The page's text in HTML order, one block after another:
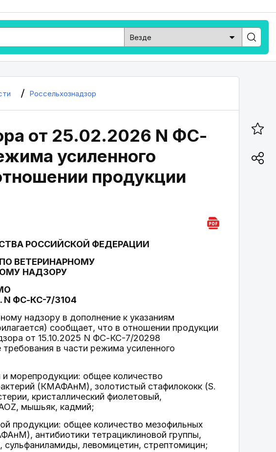
Россельхознадзор
от 25.02.2026 N ФС-
усиленного
продукции
РОССИЙСКОЙ ФЕДЕРАЦИИ
ВЕТЕРИНАРНОМУ
НАДЗОРУ
N ФС-КС-7/3104
надзору в дополнение к указаниям
сообщает, что в отношении продукции
от 15.10.2025 N ФС-КС-7/20298
в части режима усиленного
морепродукции: общее количество
(КМАФАнМ), золотистый стафилококк (S.
кристаллический фиолетовый,
мышьяк, кадмий;
продукции: общее количество мезофильных
антибиотики тетрациклиновой группы,
левомицетин, стрептомицин;